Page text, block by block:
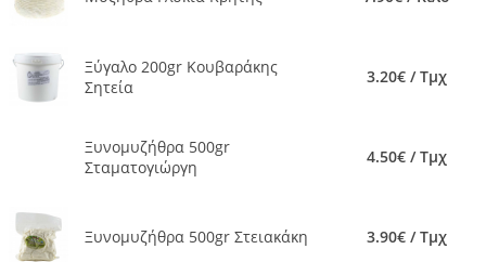
Ξύγαλο 200gr Κουβαράκης
Σητεία
3.20€ / Τμχ
Ξυνομυζήθρα 500gr
Σταματογιώργη
4.50€ / Τμχ
Ξυνομυζήθρα 500gr Στειακάκη 3.90€ / Τμχ